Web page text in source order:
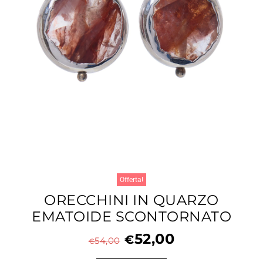
Offerta!
ORECCHINI IN QUARZO
EMATOIDE SCONTORNATO
€54,00 €52,00